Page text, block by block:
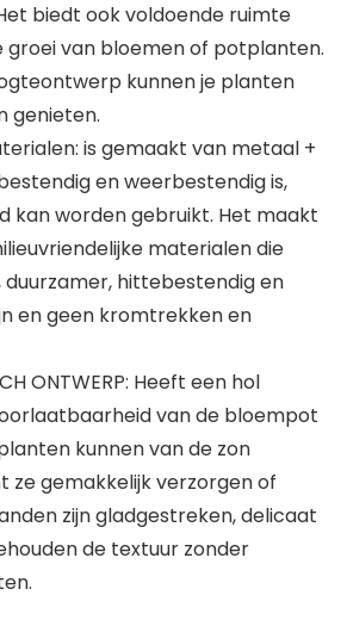
biedt ook voldoende ruimte
groei van bloemen of potplanten.
kunnen je planten
genieten.
is gemaakt van metaal +
en weerbestendig is,
kan worden gebruikt. Het maakt
materialen die
duurzamer, hittebestendig en
en geen kromtrekken en
ONTWERP: Heeft een hol
van de bloempot
kunnen van de zon
ze gemakkelijk verzorgen of
zijn gladgestreken, delicaat
de textuur zonder